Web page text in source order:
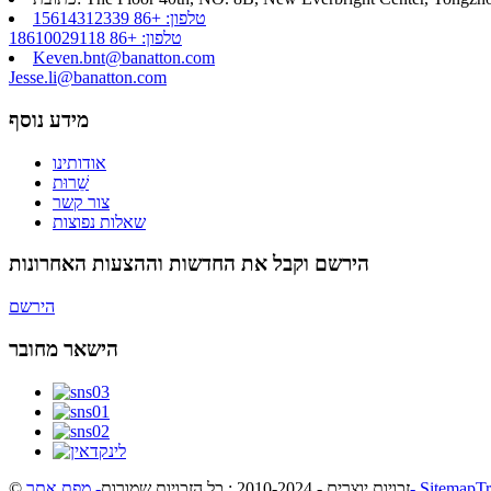
טלפון: +86 15614312339
טלפון: +86 18610029118
Keven.bnt@banatton.com
Jesse.li@banatton.com
מידע נוסף
אודותינו
שֵׁרוּת
צור קשר
שאלות נפוצות
הירשם וקבל את החדשות וההצעות האחרונות
הירשם
הישאר מחובר